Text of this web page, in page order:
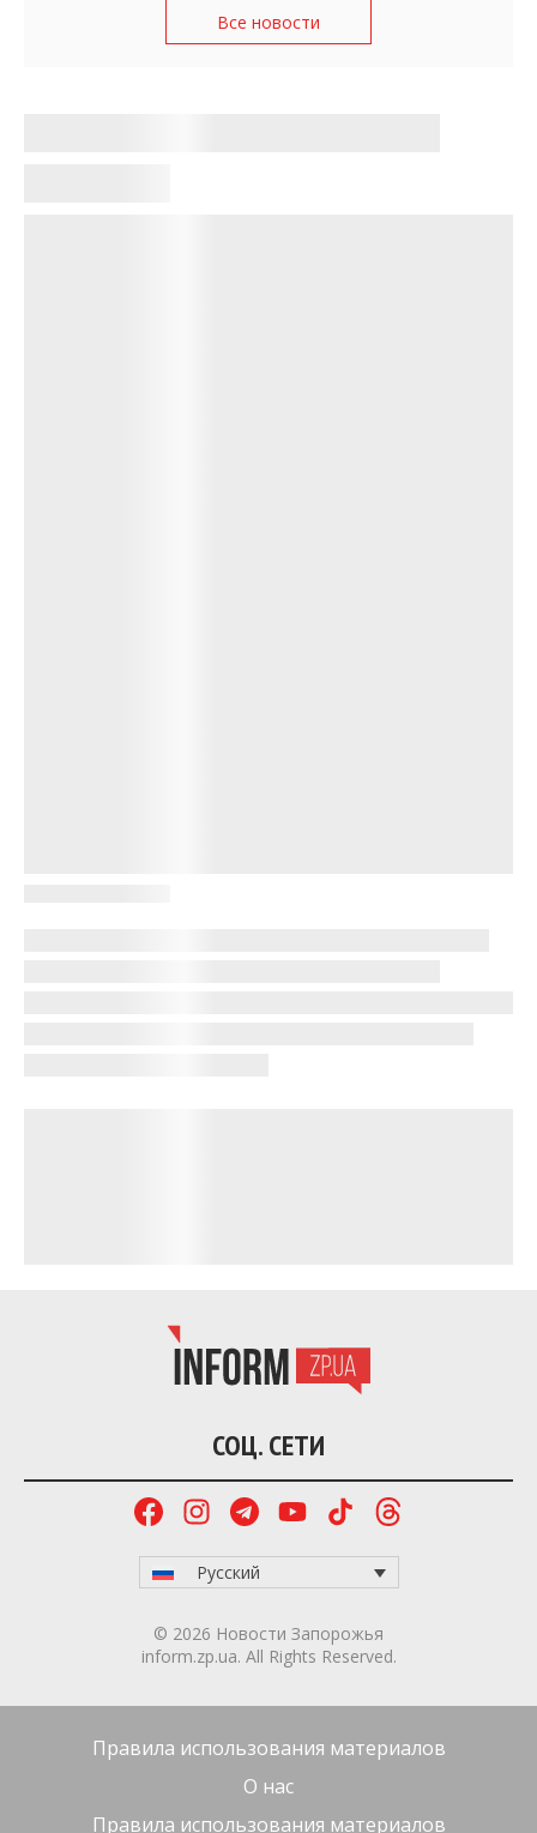
Все новости
СОЦ. СЕТИ
Русский
© 2026 Новости Запорожья
inform.zp.ua. All Rights Reserved.
Правила использования материалов
О нас
Правила использования материалов